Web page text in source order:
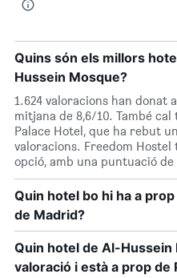
Quins són els millors
Hussein Mosque?
1.624 valoracions han donat
mitjana de 8,6/10. També
Palace Hotel, que ha rebut
valoracions. Freedom
opció, amb una puntuació de
Quin hotel bo hi ha a
de Madrid?
Quin hotel de Al-Hussein
valoració i està a prop de